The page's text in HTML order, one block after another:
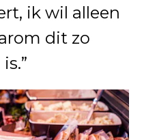
ik wil alleen
dit zo